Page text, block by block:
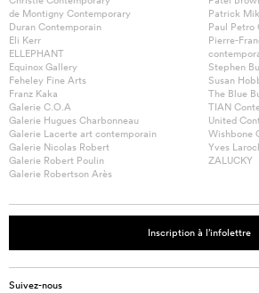
de Montigny Contemporary
Duran Contemporain
Eli Kerr
ELLEPHANT
Equinox Gallery
Feheley Fine Arts
Franz Kaka
Galerie C.O.A
Galerie Hugues Charbonneau
Galerie Lacerte art contemporain
Galerie Nicolas Robert
Galerie Robert Poulin
Galerie Robertson Arès
Patrick
Paul
Pierre-
Stephen
Susan
The Blue
TIAN
United
Wishbone
Yves
ZALUCKY
Inscription à l’infolettre
Suivez-nous